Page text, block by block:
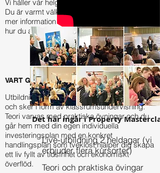
Vi håller vår helgkurs på flera orter i landet.
Du är varmt välkommen att kontakta oss för
mer information om aktuella kursdatum och
hur du anmäler dig.
KONTAKTA OSS
VART GÅR KURSEN?
Utbildningen pågår i 2 dagar under en helg
och sker i form av klassrumsundervisning.
Teori varvas med praktiska övningar och du
går hem med din egen individuella
investeringsplan med en konkret
handlingsplan som tveklöst hjälper dig skapa
ett liv fyllt av tidsfrihet och ekonomiskt
överflöd.
Det här ingår i Property
Live-utbildning 2 heldagar (vi
erbjuder flera kursorter)
Teori och praktiska övingar